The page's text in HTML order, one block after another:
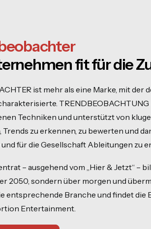
fit für die
ist mehr als eine Marke, mit der
Techniken und unterstützt von
Trends zu erkennen, zu bewerten und
für die Gesellschaft Ableitungen zu
– ausgehend vom „Hier & Jetzt“ –
2050, sondern über morgen und
entsprechende Branche und findet
Entertainment.